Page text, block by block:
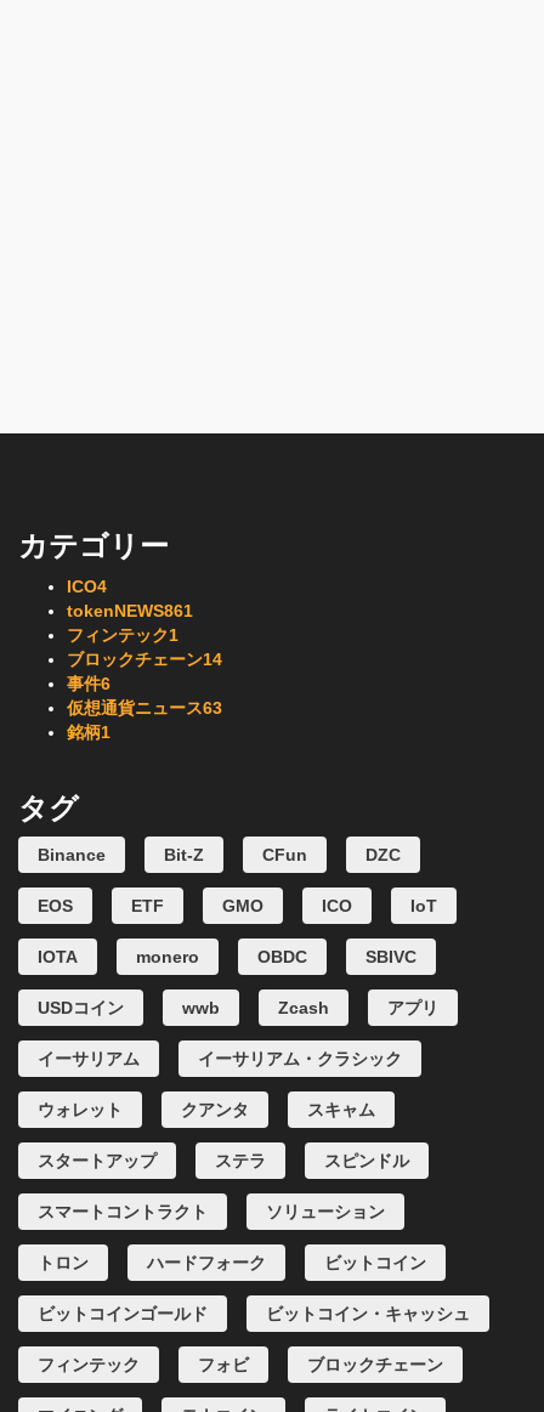
カテゴリー
ICO4
tokenNEWS861
フィンテック1
ブロックチェーン14
事件6
仮想通貨ニュース63
銘柄1
タグ
Binance Bit-Z CFun DZC
EOS ETF GMO ICO IoT
IOTA monero OBDC SBIVC
USDコイン wwb Zcash アプリ
イーサリアム イーサリアム・クラシック
ウォレット クアンタ スキャム
スタートアップ ステラ スピンドル
スマートコントラクト ソリューション
トロン ハードフォーク ビットコイン
ビットコインゴールド ビットコイン・キャッシュ
フィンテック フォビ ブロックチェーン